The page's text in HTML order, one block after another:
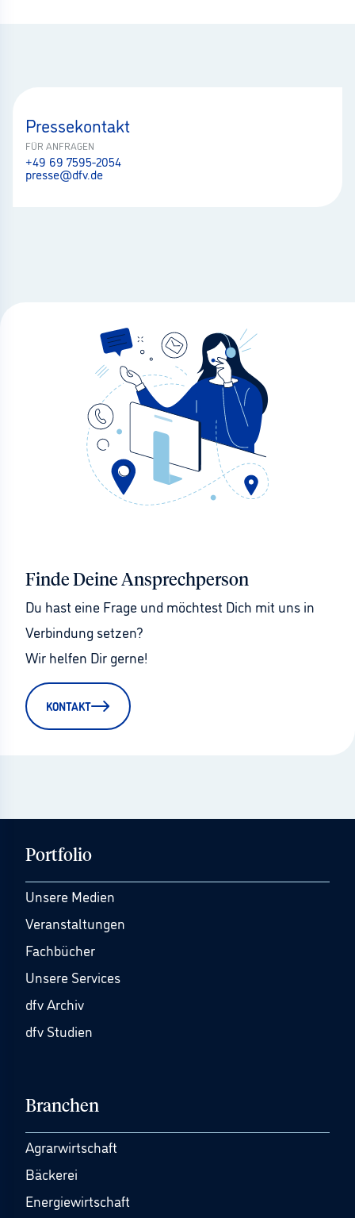
Pressekontakt
FÜR ANFRAGEN
+49 69 7595-2054
presse@dfv.de
Finde Deine Ansprechperson
Du hast eine Frage und möchtest Dich mit uns in
Verbindung setzen?
Wir helfen Dir gerne!
KONTAKT
Portfolio
Unsere Medien
Veranstaltungen
Fachbücher
Unsere Services
dfv Archiv
dfv Studien
Branchen
Agrarwirtschaft
Bäckerei
Energiewirtschaft